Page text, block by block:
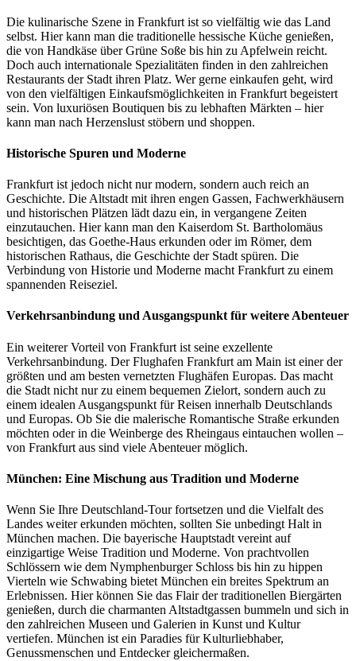
Die kulinarische Szene in Frankfurt ist so vielfältig wie das Land
selbst. Hier kann man die traditionelle hessische Küche genießen,
die von Handkäse über Grüne Soße bis hin zu Apfelwein reicht.
Doch auch internationale Spezialitäten finden in den zahlreichen
Restaurants der Stadt ihren Platz. Wer gerne einkaufen geht, wird
von den vielfältigen Einkaufsmöglichkeiten in Frankfurt begeistert
sein. Von luxuriösen Boutiquen bis zu lebhaften Märkten – hier
kann man nach Herzenslust stöbern und shoppen.
Historische Spuren und Moderne
Frankfurt ist jedoch nicht nur modern, sondern auch reich an
Geschichte. Die Altstadt mit ihren engen Gassen, Fachwerkhäusern
und historischen Plätzen lädt dazu ein, in vergangene Zeiten
einzutauchen. Hier kann man den Kaiserdom St. Bartholomäus
besichtigen, das Goethe-Haus erkunden oder im Römer, dem
historischen Rathaus, die Geschichte der Stadt spüren. Die
Verbindung von Historie und Moderne macht Frankfurt zu einem
spannenden Reiseziel.
Verkehrsanbindung und Ausgangspunkt für weitere Abenteuer
Ein weiterer Vorteil von Frankfurt ist seine exzellente
Verkehrsanbindung. Der Flughafen Frankfurt am Main ist einer der
größten und am besten vernetzten Flughäfen Europas. Das macht
die Stadt nicht nur zu einem bequemen Zielort, sondern auch zu
einem idealen Ausgangspunkt für Reisen innerhalb Deutschlands
und Europas. Ob Sie die malerische Romantische Straße erkunden
möchten oder in die Weinberge des Rheingaus eintauchen wollen –
von Frankfurt aus sind viele Abenteuer möglich.
München: Eine Mischung aus Tradition und Moderne
Wenn Sie Ihre Deutschland-Tour fortsetzen und die Vielfalt des
Landes weiter erkunden möchten, sollten Sie unbedingt Halt in
München machen. Die bayerische Hauptstadt vereint auf
einzigartige Weise Tradition und Moderne. Von prachtvollen
Schlössern wie dem Nymphenburger Schloss bis hin zu hippen
Vierteln wie Schwabing bietet München ein breites Spektrum an
Erlebnissen. Hier können Sie das Flair der traditionellen Biergärten
genießen, durch die charmanten Altstadtgassen bummeln und sich in
den zahlreichen Museen und Galerien in Kunst und Kultur
vertiefen. München ist ein Paradies für Kulturliebhaber,
Genussmenschen und Entdecker gleichermaßen.